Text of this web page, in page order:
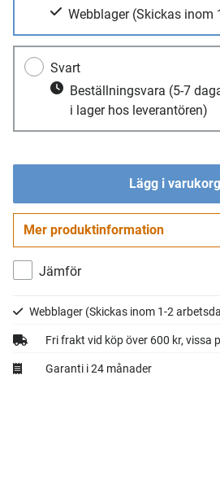
Webblager (Skickas inom
Svart
Beställningsvara (5-7
i lager hos leverantören)
Lägg i
Gå till kassan
Mer produktinformation
Jämför
Webblager (Skickas inom 1-2
Fri frakt vid köp över 600 kr, vissa
Garanti i 24 månader